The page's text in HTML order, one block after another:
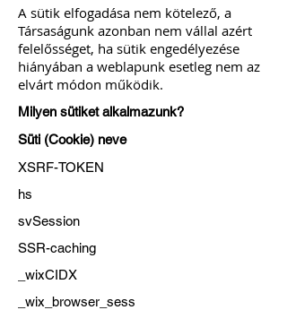
A sütik elfogadása nem kötelező, a
Társaságunk azonban nem vállal azért
felelősséget, ha sütik engedélyezése
hiányában a weblapunk esetleg nem az
elvárt módon működik.
Milyen sütiket alkalmazunk?
Süti (Cookie) neve
XSRF-TOKEN
hs
svSession
SSR-caching
_wixCIDX
_wix_browser_sess